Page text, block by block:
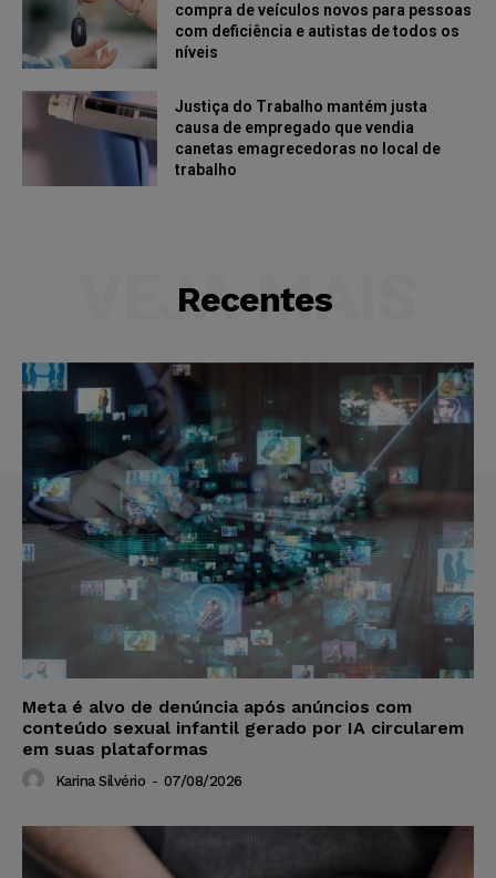
compra de veículos novos para pessoas
com deficiência e autistas de todos os
níveis
Justiça do Trabalho mantém justa
causa de empregado que vendia
canetas emagrecedoras no local de
trabalho
Recentes
VEJA MAIS
Meta é alvo de denúncia após anúncios com
conteúdo sexual infantil gerado por IA circularem
em suas plataformas
Karina Silvério - 07/08/2026